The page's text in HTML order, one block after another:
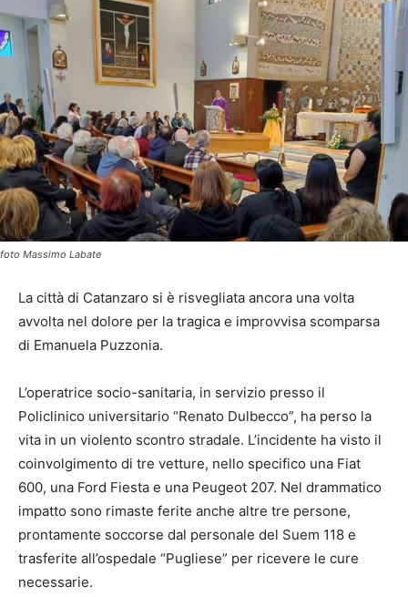
foto Massimo Labate
La città di Catanzaro si è risvegliata ancora una volta
avvolta nel dolore per la tragica e improvvisa scomparsa
di Emanuela Puzzonia.
L’operatrice socio-sanitaria, in servizio presso il
Policlinico universitario “Renato Dulbecco”, ha perso la
vita in un violento scontro stradale. L’incidente ha visto il
coinvolgimento di tre vetture, nello specifico una Fiat
600, una Ford Fiesta e una Peugeot 207. Nel drammatico
impatto sono rimaste ferite anche altre tre persone,
prontamente soccorse dal personale del Suem 118 e
trasferite all’ospedale “Pugliese” per ricevere le cure
necessarie.